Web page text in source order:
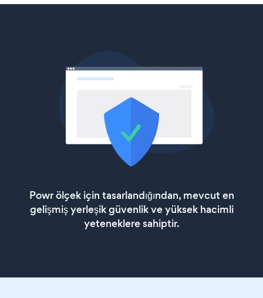
Powr ölçek için tasarlandığından, mevcut en
gelişmiş yerleşik güvenlik ve yüksek hacimli
yeteneklere sahiptir.